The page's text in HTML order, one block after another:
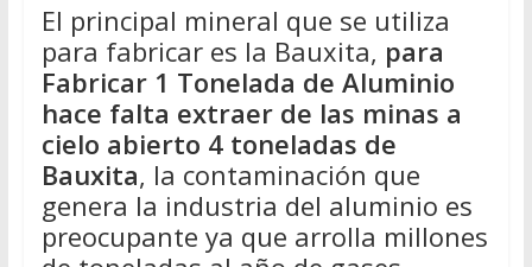
El principal mineral que se utiliza
para fabricar es la Bauxita, para
Fabricar 1 Tonelada de Aluminio
hace falta extraer de las minas a
cielo abierto 4 toneladas de
Bauxita, la contaminación que
genera la industria del aluminio es
preocupante ya que arrolla millones